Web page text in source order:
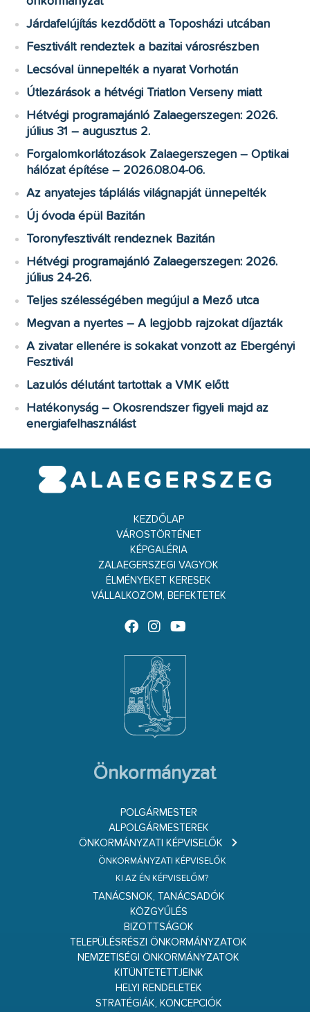
Járdafelújítás kezdődött a Toposházi utcában
Fesztivált rendeztek a bazitai városrészben
Lecsóval ünnepelték a nyarat Vorhotán
Útlezárások a hétvégi Triatlon Verseny miatt
Hétvégi programajánló Zalaegerszegen: 2026.
július 31 – augusztus 2.
Forgalomkorlátozások Zalaegerszegen – Optikai
hálózat építése – 2026.08.04-06.
Az anyatejes táplálás világnapját ünnepelték
Új óvoda épül Bazitán
Toronyfesztivált rendeznek Bazitán
Hétvégi programajánló Zalaegerszegen: 2026.
július 24-26.
Teljes szélességében megújul a Mező utca
Megvan a nyertes – A legjobb rajzokat díjazták
A zivatar ellenére is sokakat vonzott az Ebergényi
Fesztivál
Lazulós délutánt tartottak a VMK előtt
Hatékonyság – Okosrendszer figyeli majd az
energiafelhasználást
KEZDŐLAP
VÁROSTÖRTÉNET
KÉPGALÉRIA
ZALAEGERSZEGI VAGYOK
ÉLMÉNYEKET KERESEK
VÁLLALKOZOM, BEFEKTETEK
Önkormányzat
POLGÁRMESTER
ALPOLGÁRMESTEREK
ÖNKORMÁNYZATI KÉPVISELŐK
ÖNKORMÁNYZATI KÉPVISELŐK
KI AZ ÉN KÉPVISELŐM?
TANÁCSNOK, TANÁCSADÓK
KÖZGYŰLÉS
BIZOTTSÁGOK
TELEPÜLÉSRÉSZI ÖNKORMÁNYZATOK
NEMZETISÉGI ÖNKORMÁNYZATOK
KITÜNTETETTJEINK
HELYI RENDELETEK
STRATÉGIÁK, KONCEPCIÓK